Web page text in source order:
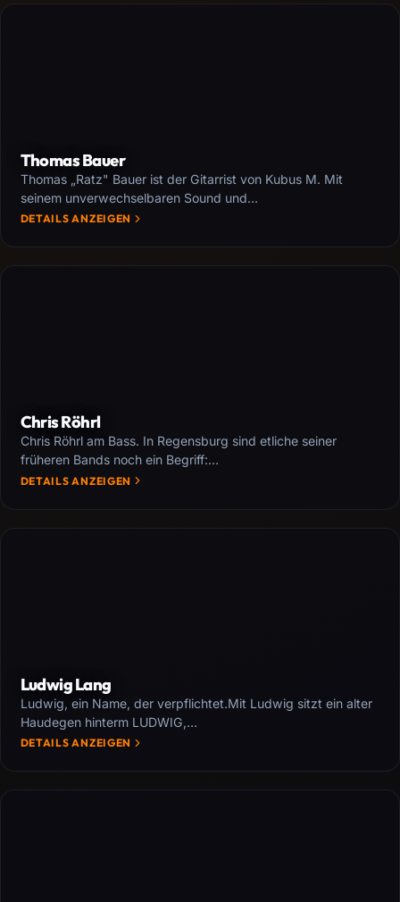
Thomas Bauer
Thomas „Ratz" Bauer ist der Gitarrist von Kubus M. Mit
seinem unverwechselbaren Sound und…
DETAILS ANZEIGEN
Chris Röhrl
Chris Röhrl am Bass. In Regensburg sind etliche seiner
früheren Bands noch ein Begriff:…
DETAILS ANZEIGEN
Ludwig Lang
Ludwig, ein Name, der verpflichtet.Mit Ludwig sitzt ein alter
Haudegen hinterm LUDWIG,…
DETAILS ANZEIGEN